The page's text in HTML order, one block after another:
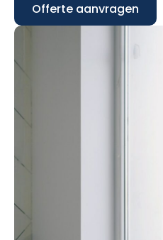
Offerte aanvragen